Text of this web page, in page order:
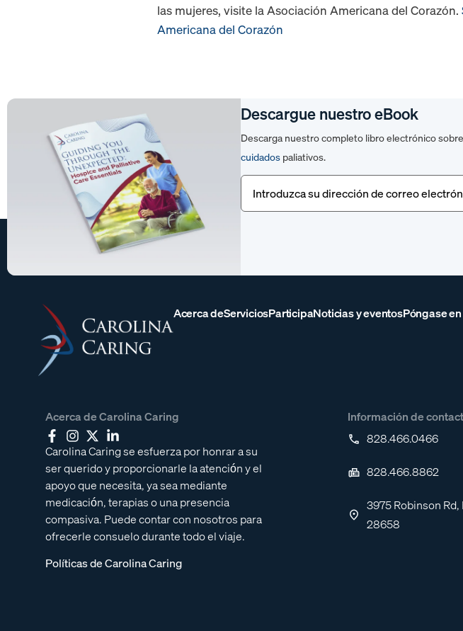
las mujeres, visite la Asociación Americana del Corazón.
Americana del Corazón
Descargue nuestro eBook
Descarga nuestro completo libro electrónico
cuidados paliativos.
Correo
electrónico(Obligatorio)
Acerca deServiciosParticipaNoticias y eventosPóngase
Acerca de Carolina Caring
Carolina Caring se esfuerza por honrar a su
ser querido y proporcionarle la atención y el
apoyo que necesita, ya sea mediante
medicación, terapias o una presencia
compasiva. Puede contar con nosotros para
ofrecerle consuelo durante todo el viaje.
Políticas de Carolina Caring
Información de
828.466.0466
828.466.8862
3975 Robinson
28658